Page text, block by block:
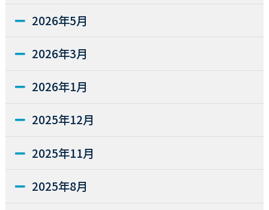
2026年5月
2026年3月
2026年1月
2025年12月
2025年11月
2025年8月